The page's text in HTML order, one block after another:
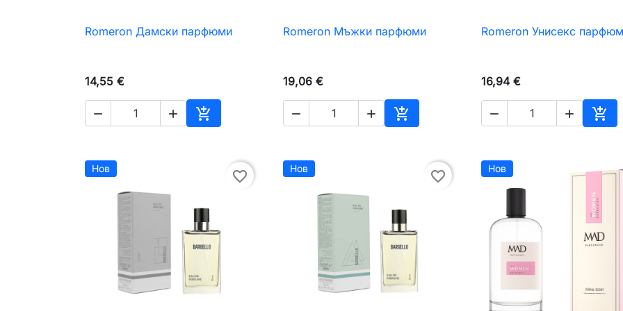
 Бърз преглед
Romeron Дамски парфюми
14,55 €
  
Добавяне към количката
 Бърз преглед
Romeron Мъжки парфюми
19,06 €
  
Добавяне към количката
 Бърз преглед
Romeron Унисекс
16,94 €
  
Нов favorite_border Нов favorite_border Нов